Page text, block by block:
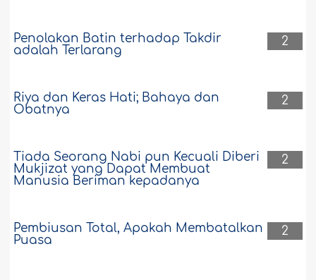
2
Penolakan Batin terhadap Takdir
adalah Terlarang
2
Riya dan Keras Hati; Bahaya dan
Obatnya
2
Tiada Seorang Nabi pun Kecuali Diberi
Mukjizat yang Dapat Membuat
Manusia Beriman kepadanya
2
Pembiusan Total, Apakah Membatalkan
Puasa